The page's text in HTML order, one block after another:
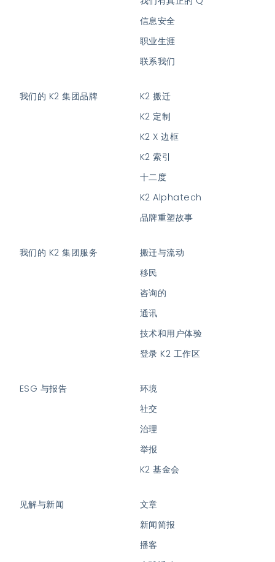
信息安全
职业生涯
联系我们
我们的 K2 集团品牌
K2 搬迁
K2 定制
K2 X 边框
K2 索引
十二度
K2 Alphatech
品牌重塑故事
我们的 K2 集团服务
搬迁与流动
移民
咨询的
通讯
技术和用户体验
登录 K2 工作区
ESG 与报告
环境
社交
治理
举报
K2 基金会
见解与新闻
文章
新闻简报
播客